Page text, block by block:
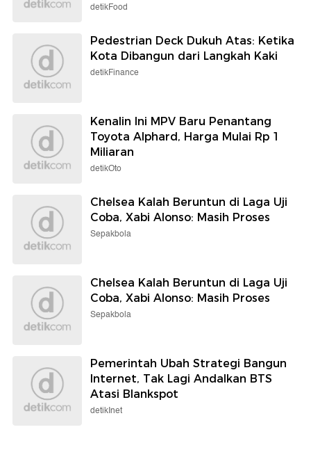
detikFood
Pedestrian Deck Dukuh Atas: Ketika
Kota Dibangun dari Langkah Kaki
detikFinance
Kenalin Ini MPV Baru Penantang
Toyota Alphard, Harga Mulai Rp 1
Miliaran
detikOto
Chelsea Kalah Beruntun di Laga Uji
Coba, Xabi Alonso: Masih Proses
Sepakbola
Chelsea Kalah Beruntun di Laga Uji
Coba, Xabi Alonso: Masih Proses
Sepakbola
Pemerintah Ubah Strategi Bangun
Internet, Tak Lagi Andalkan BTS
Atasi Blankspot
detikInet